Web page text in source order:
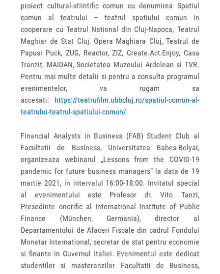
proiect cultural-stiintific comun cu denumirea Spatiul
comun al teatrului – teatrul spatiului comun in
cooperare cu Teatrul National din Cluj-Napoca, Teatrul
Maghiar de Stat Cluj, Opera Maghiara Cluj, Teatrul de
Papusi Puck, ZUG, Reactor, ZIZ, Create.Act.Enjoy, Casa
Tranzit, MAIDAN, Societatea Muzeului Ardelean si TVR.
Pentru mai multe detalii si pentru a consulta programul
evenimentelor, va rugam sa
accesati: https://teatrufilm.ubbcluj.ro/spatiul-comun-al-
teatrului-teatrul-spatiului-comun/
Financial Analysts in Business (FAB) Student Club al
Facultatii de Business, Universitatea Babes-Bolyai,
organizeaza webinarul „Lessons from the COVID-19
pandemic for future business managers” la data de 19
martie 2021, in intervalul 16:00-18:00. Invitatul special
al evenimentului este Profesor dr. Vito Tanzi,
Presedinte onorific al International Institute of Public
Finance (München, Germania), director al
Departamentului de Afaceri Fiscale din cadrul Fondului
Monetar International, secretar de stat pentru economie
si finante in Guvernul Italiei. Evenimentul este dedicat
studentilor si masteranzilor Facultatii de Business,